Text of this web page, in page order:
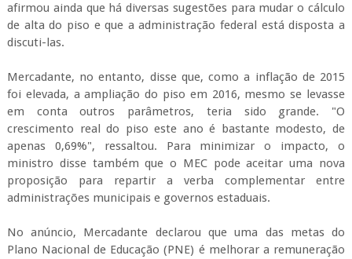
afirmou ainda que há diversas sugestões para mudar o cálculo
de alta do piso e que a administração federal está disposta a
discuti-las.
Mercadante, no entanto, disse que, como a inflação de 2015
foi elevada, a ampliação do piso em 2016, mesmo se levasse
em conta outros parâmetros, teria sido grande. "O
crescimento real do piso este ano é bastante modesto, de
apenas 0,69%", ressaltou. Para minimizar o impacto, o
ministro disse também que o MEC pode aceitar uma nova
proposição para repartir a verba complementar entre
administrações municipais e governos estaduais.
No anúncio, Mercadante declarou que uma das metas do
Plano Nacional de Educação (PNE) é melhorar a remuneração